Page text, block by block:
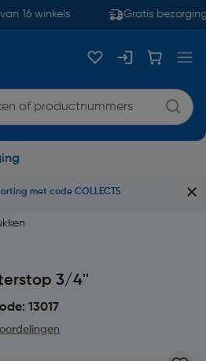
16 winkels Gratis bezorging
met code COLLECT5
3/4''
13017